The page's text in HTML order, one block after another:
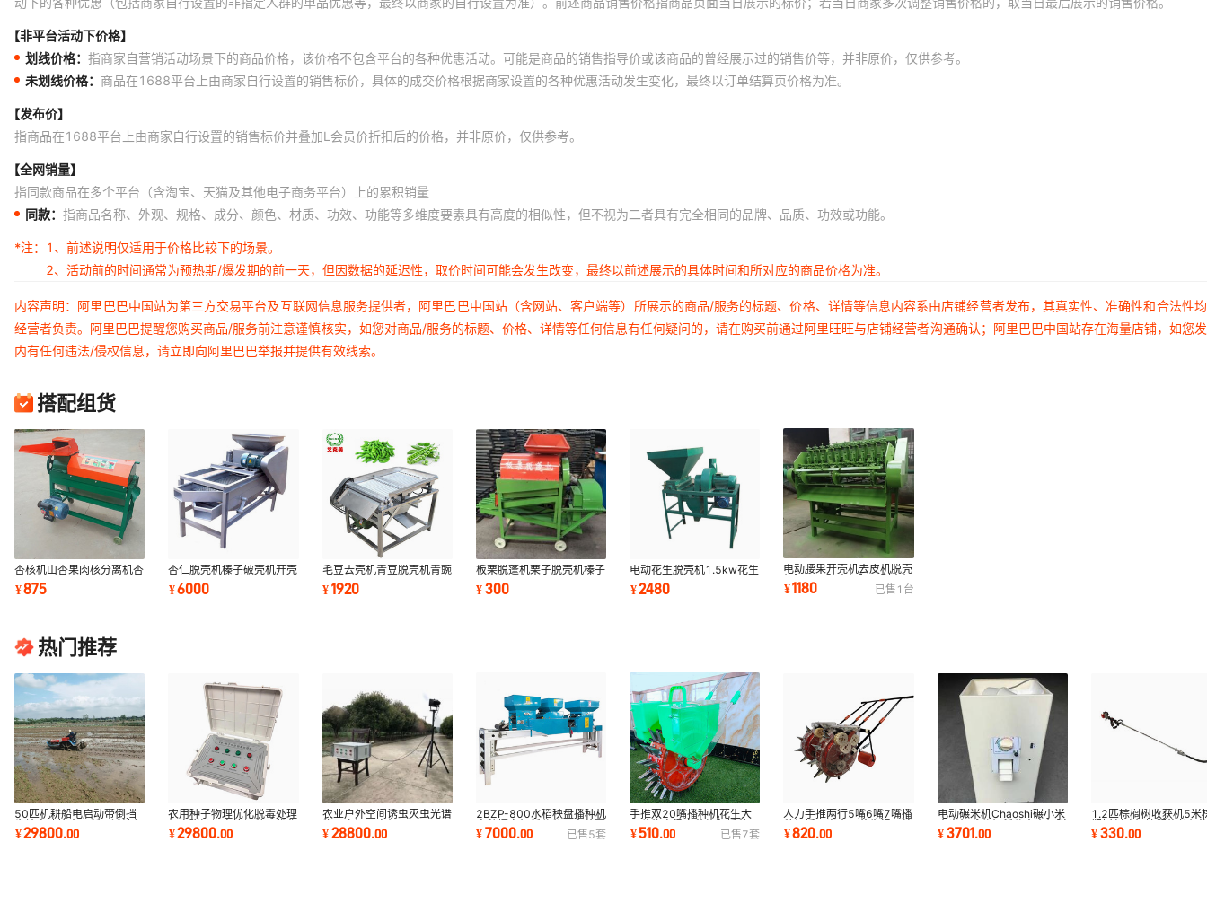
【非平台活动下价格】
划线价格： 指商家自营销活动场景下的商品价格，该价格不包含平台的各种优惠活动。可能是商品的销售指导价或该商品的曾经展示过的销售价等，并非原价，仅供参考。
未划线价格： 商品在1688平台上由商家自行设置的销售标价，具体的成交价格根据商家设置的各种优惠活动发生变化，最终以订单结算页价格为准。
【发布价】
指商品在1688平台上由商家自行设置的销售标价并叠加L会员价折扣后的价格，并非原价，仅供参考。
【全网销量】
指同款商品在多个平台（含淘宝、天猫及其他电子商务平台）上的累积销量
同款： 指商品名称、外观、规格、成分、颜色、材质、功效、功能等多维度要素具有高度的相似性，但不视为二者具有完全相同的品牌、品质、功效或功能。
*注：
1、前述说明仅适用于价格比较下的场景。
2、活动前的时间通常为预热期/爆发期的前一天，但因数据的延迟性，取价时间可能会发生改变，最终以前述展示的具体时间和所对应的商品价格为准。
内容声明：阿里巴巴中国站为第三方交易平台及互联网信息服务提供者，阿里巴巴中国站（含网站、客户端等）所展示的商品/服务的标题、价格、详情等信息内容系由店铺经营者发布，其真实性、准确性和合法性
经营者负责。阿里巴巴提醒您购买商品/服务前注意谨慎核实，如您对商品/服务的标题、价格、详情等任何信息有任何疑问的，请在购买前通过阿里旺旺与店铺经营者沟通确认；阿里巴巴中国站存在海量店铺，如您
内有任何违法/侵权信息，请立即向阿里巴巴举报并提供有效线索。
搭配组货
杏核机山杏果肉核分离机杏
子去肉机杏核脱壳机鲜杏去
皮机
¥875
杏仁脱壳机榛子破壳机开壳
机巴旦木坚果脱壳机杏仁肉
核去皮分离机
¥6000
毛豆去壳机青豆脱壳机青豌
豆脱皮机剥壳机豆角去皮去
壳机
¥1920
板栗脱蓬机栗子脱壳机榛子
脱皮机栗子脱皮机板栗去刺
机栗子剥皮机
¥300
电动花生脱壳机1.5kw花生
壳机去皮机花生剥壳机去壳
机
¥2480
电动腰果开壳机去皮机脱壳
机腰果果破壳机腰果剥壳机
脱壳机
¥1180 已售 1 台
热门推荐
50匹机耕船电启动带倒挡
齿轮变速箱水田稻田滩涂船
式耕整机拖拉机
¥29800.00
农用种子物理优化脱毒处理
机电磁波场电抗场种子优化
机
¥29800.00
农业户外空间诱虫灭虫光谱
物理空间灭虫机
¥28800.00
2BZP-800水稻秧盘播种机
育秧摆盘机稻谷种子育苗覆
土播种一体机
¥7000.00 已售5套
手推双20嘴播种机花生大
豆谷物高粱白菜施肥播种一
体机蔬菜点播器
¥510.00 已售7套
人力手推两行5嘴6嘴7嘴播
种机播玉米大豆花生绿豆棉
花双行播种机
¥820.00
电动碾米机Chaoshi碾小米
大米机砻谷机稻谷去壳机脱
壳机打谷机
¥3701.00
1.2匹棕榈树收获机5米
榈树割叶机棕榈修剪机
修枝镰修枝铲子
¥330.00